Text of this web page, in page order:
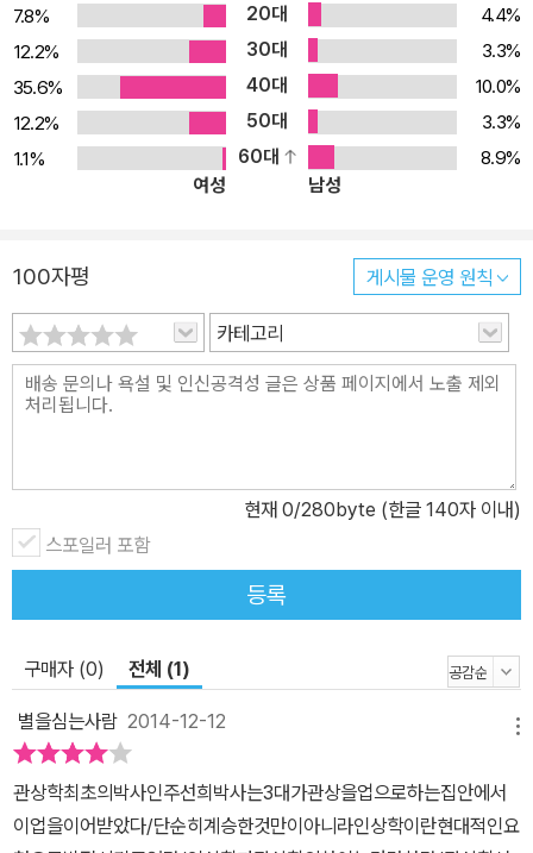
장 중요한 역할을 한 것이다. 날카로워 보이는 김연아의 눈은 예리하
게 관찰하고 잘 기억하며 습득하는 능력을 보여준다. 그녀가 피겨스
케이팅으로 세계를 정복한 힘은 이 눈꼬리에서 나왔다. 모두가 부러
워하는 위치에 올라선 세 사람의 ‘눈’은 이처럼 그들의 인생을 성공으
로 이끄는 데 아주 중요한 역할을 했다. 좀 더 다양한 유명인들의 얼굴
을 통해 성공 요인을 살펴보고 싶은 사람들을 위한 책, 《얼굴 읽어주
굴경영’이라는 신조어를 탄생시키며 ‘인상’을 ‘인상학’이라는 하나의
학문으로 승격시킨, 국내 최초 인상학 박사 주선희의 신간이다. 이번
에는 독특하게도 성형외과 의사와 함께한다. ‘성형 권하지 않는 성형
외과 의사’로 유명한 진세훈 원장과 주선희 박사가 주고받는 ‘인상 개
선 프로젝트’에 지금 동참하기 바란다. 인상학자 vs 성형외과 의사 그
들이 말하는 인상의 모든 것 《얼굴 읽어주는 여자 인상 바꿔주는 남
석하는 독특한 구성을 취하고 있다. ‘얼굴 읽어주는 여자’ 주선희 교수
가 날카로운 관찰력으로 인상을 읽어내려 간다면 ‘인상 바꿔주는 남
자’ 진세훈 원장은 인상을 나쁘게 만드는 요소를 성형수술로 개선할
수 있는 방법에 대해 알려준다. 성형외과 의사로 20년 넘게 살아오면
서 수많은 얼굴들과 마주한 진세훈 원장의 흥미로운 조언도 귀담아들
바꾸기 위해 성형수술이 최선의 방법은 아니라는 것에는 의견을 같이
한다. 결국 모든 것은 마음의 문제다. 좋은 인상을 만들기 위해서는 마
음을 다스리는 ‘마음경영’이 가장 중요하다. 사람의 얼굴에 있는 60
여 개 근육 중 44개 근육을 잘 움직여 기분 좋게 생활하면 웃는 인상
을 갖게 되고, 긍정적인 생각은 얼굴 표정을 밝게 만든다. 밝은 인상은
7.8%
20대
4.4%
12.2%
30대
3.3%
35.6%
40대
10.0%
12.2%
50대
3.3%
1.1%
60대
8.9%
여성
남성
100자평 게시물 운영 원칙
카테고리
현재 0/280byte (한글 140자 이내)
스포일러 포함
등록
구매자 (0) 전체 (1)
별을심는사람 2014-12-12
관상학최초의박사인주선희박사는3대가관상을업으로하는집안에서
이업을이어받았다/단순히계승한것만이아니라인상학이란현대적인요